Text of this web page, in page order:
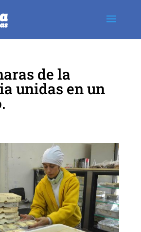
de la
unidas en un